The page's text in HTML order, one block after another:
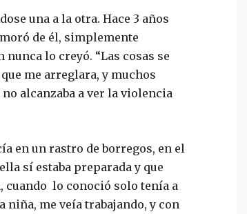
una a la otra. Hace 3 años
de él, simplemente
lo creyó. “Las cosas se
me arreglara, y muchos
alcanzaba a ver la violencia
en un rastro de borregos, en el
sí estaba preparada y que
cuando lo conoció solo tenía a
niña, me veía trabajando, y con